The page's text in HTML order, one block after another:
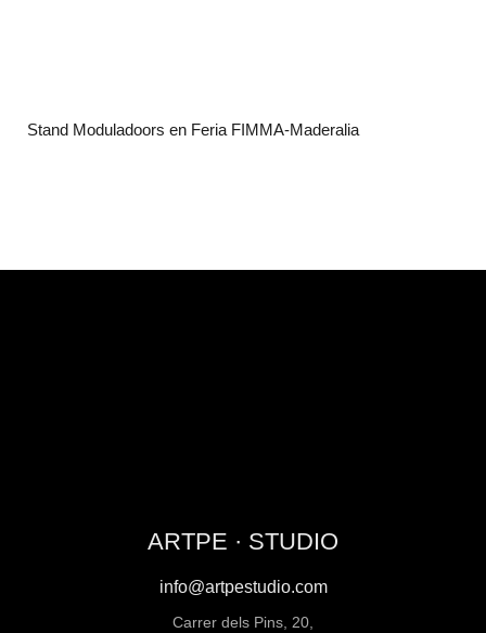
Stand Moduladoors en Feria FIMMA-Maderalia
ARTPE · STUDIO
info@artpestudio.com
Carrer dels Pins, 20,